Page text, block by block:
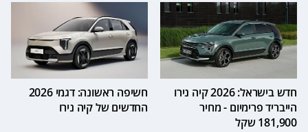
חדש בישראל: 2026 קיה נירו
הייבריד פרימיום - מחיר
181,900 שקל
חשיפה ראשונה: דגמי 2026
החדשים של קיה נירו